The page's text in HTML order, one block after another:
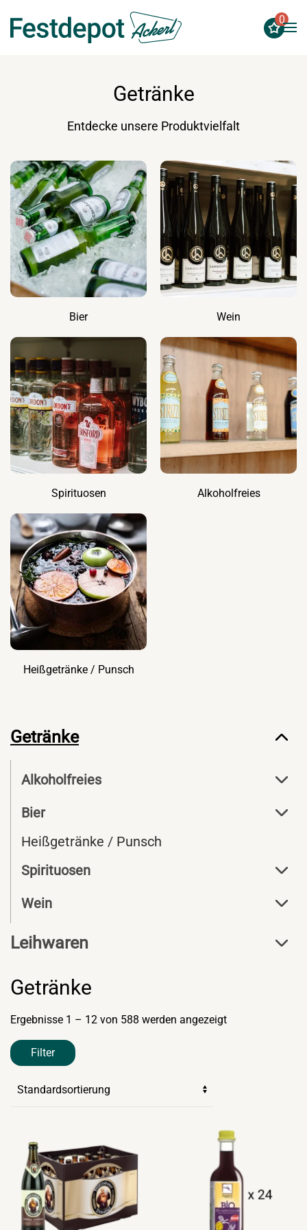
Zum Hauptinhalt springen
0
Getränke
Entdecke unsere Produktvielfalt
Bier Wein
Spirituosen Alkoholfreies
Heißgetränke / Punsch
Getränke
Alkoholfreies
Bier
Heißgetränke / Punsch
Spirituosen
Wein
Leihwaren
Getränke
Ergebnisse 1 – 12 von 588 werden angezeigt
Filter